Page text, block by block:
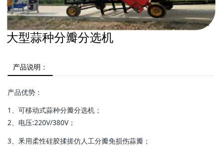
大型蒜种分瓣分选机
产品说明：
产品优势：
1、可移动式蒜种分瓣分选机；
2、电压:220V/380V；
3、釆用柔性硅胶揉搓仿人工分瓣免损伤蒜瓣；